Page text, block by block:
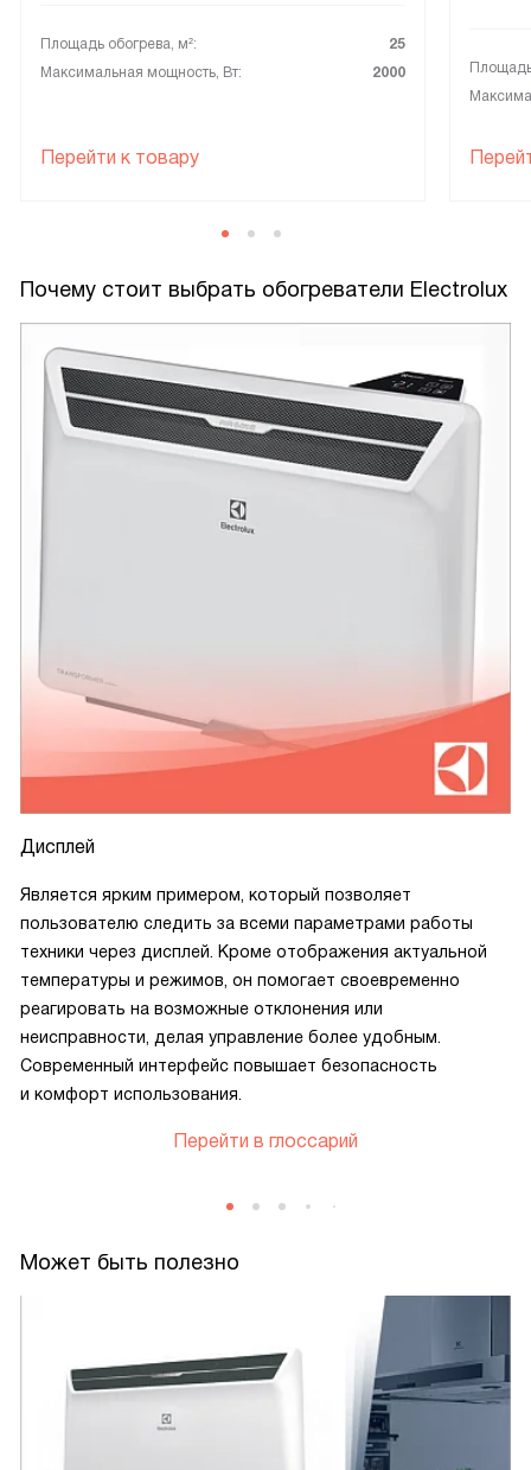
Площадь обогрева, м²:
25
Максимальная мощность, Вт:
2000
Перейти к товару
Почему стоит выбрать обогреватели Electrolux
Дисплей
Является ярким примером, который позволяет
пользователю следить за всеми параметрами работы
техники через дисплей. Кроме отображения актуальной
температуры и режимов, он помогает своевременно
реагировать на возможные отклонения или
неисправности, делая управление более удобным.
Современный интерфейс повышает безопасность
и комфорт использования.
Перейти в глоссарий
Может быть полезно